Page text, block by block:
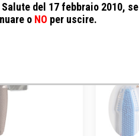
del 17 febbraio 2010, se
o NO per uscire.